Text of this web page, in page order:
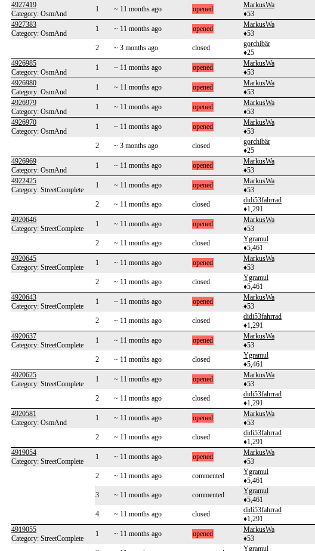
4927419
Category: OsmAnd
1 ~ 11 months ago opened
MarkusWa
♦53
4927383
Category: OsmAnd
1 ~ 11 months ago opened
MarkusWa
♦53
2 ~ 3 months ago closed
gorchibär
♦25
4926985
Category: OsmAnd
1 ~ 11 months ago opened
MarkusWa
♦53
4926980
Category: OsmAnd
1 ~ 11 months ago opened
MarkusWa
♦53
4926979
Category: OsmAnd
1 ~ 11 months ago opened
MarkusWa
♦53
4926970
Category: OsmAnd
1 ~ 11 months ago opened
MarkusWa
♦53
2 ~ 3 months ago closed
gorchibär
♦25
4926969
Category: OsmAnd
1 ~ 11 months ago opened
MarkusWa
♦53
4922425
Category: StreetComplete
1 ~ 11 months ago opened
MarkusWa
♦53
2
~ 11 months ago closed
didi53fahrrad
♦1,291
4920646
Category: StreetComplete
1 ~ 11 months ago opened
MarkusWa
♦53
2 ~ 11 months ago closed
Ygramul
♦5,461
4920645
Category: StreetComplete
1 ~ 11 months ago opened
MarkusWa
♦53
2
~ 11 months ago closed
Ygramul
♦5,461
4920643
Category: StreetComplete
1 ~ 11 months ago opened
MarkusWa
♦53
2 ~ 11 months ago closed
didi53fahrrad
♦1,291
4920637
Category: StreetComplete
1 ~ 11 months ago opened
MarkusWa
♦53
2 ~ 11 months ago closed
Ygramul
♦5,461
4920625
Category: StreetComplete
1 ~ 11 months ago opened
MarkusWa
♦53
2 ~ 11 months ago closed
didi53fahrrad
♦1,291
4920581
Category: OsmAnd
1 ~ 11 months ago opened
MarkusWa
♦53
2 ~ 11 months ago closed
didi53fahrrad
♦1,291
4919054
Category: StreetComplete
1 ~ 11 months ago opened
MarkusWa
♦53
2 ~ 11 months ago commented
Ygramul
♦5,461
3 ~ 11 months ago commented
Ygramul
♦5,461
4 ~ 11 months ago closed
didi53fahrrad
♦1,291
4919055
Category: StreetComplete
1 ~ 11 months ago opened
MarkusWa
♦53
Ygramul